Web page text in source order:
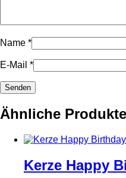
Name *
E-Mail *
Ähnliche Produkte
Kerze Happy